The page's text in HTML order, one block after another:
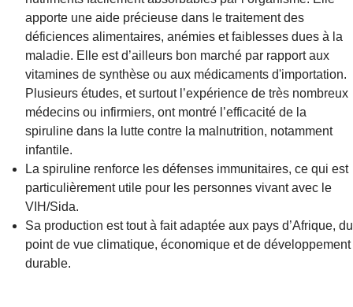
apporte une aide précieuse dans le traitement des
déficiences alimentaires, anémies et faiblesses dues à la
maladie. Elle est d’ailleurs bon marché par rapport aux
vitamines de synthèse ou aux médicaments d'importation.
Plusieurs études, et surtout l’expérience de très nombreux
médecins ou infirmiers, ont montré l’efficacité de la
spiruline dans la lutte contre la malnutrition, notamment
infantile.
La spiruline renforce les défenses immunitaires, ce qui est
particulièrement utile pour les personnes vivant avec le
VIH/Sida.
Sa production est tout à fait adaptée aux pays d’Afrique, du
point de vue climatique, économique et de développement
durable.